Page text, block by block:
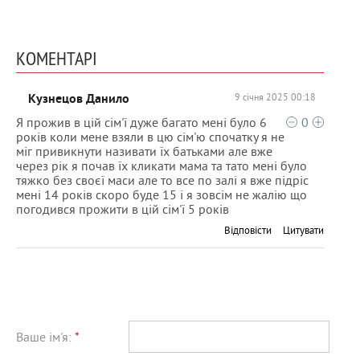
КОМЕНТАРІ
Кузнецов Данило 9 січня 2025 00:18
0
Я прожив в цій сім'ї дуже багато мені було 6
років коли мене взяли в цю сім'ю спочатку я не
міг привикнути називати їх батьками але вже
через рік я почав їх кликати мама та тато мені було
тяжко без своєї маси але то все по залі я вже підріс
мені 14 років скоро буде 15 і я зовсім не жалію що
погодився прожити в цій сім'ї 5 років
Відповісти Цитувати
Ваше ім'я: *